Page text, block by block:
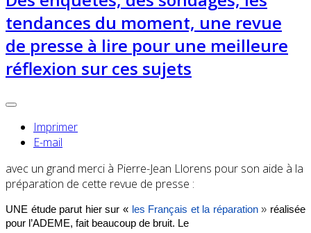
tendances du moment, une revue
de presse à lire pour une meilleure
réflexion sur ces sujets
Imprimer
E-mail
avec un grand merci à Pierre-Jean Llorens pour son aide à la
préparation de cette revue de presse :
UNE étude parut hier sur « les Français et la réparation» réalisée
pour l’ADEME, fait beaucoup de bruit. Le